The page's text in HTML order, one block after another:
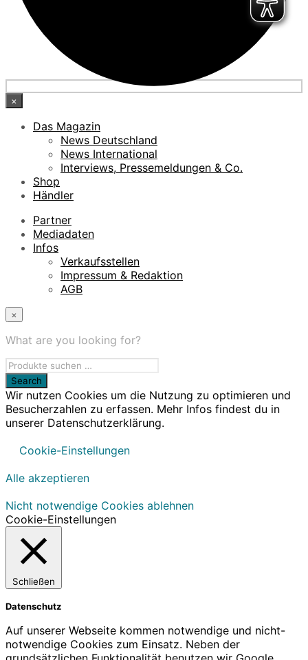
×
Das Magazin
News Deutschland
News International
Interviews, Pressemeldungen & Co.
Shop
Händler
Partner
Mediadaten
Infos
Verkaufsstellen
Impressum & Redaktion
AGB
×
What are you looking for?
Wir nutzen Cookies um die Nutzung zu optimieren und
Besucherzahlen zu erfassen. Mehr Infos findest du in
unserer Datenschutzerklärung.
Cookie-Einstellungen
Alle akzeptieren
Nicht notwendige Cookies ablehnen
Cookie-Einstellungen
Schließen
Datenschutz
Auf unserer Webseite kommen notwendige und nicht-
notwendige Cookies zum Einsatz. Neben der